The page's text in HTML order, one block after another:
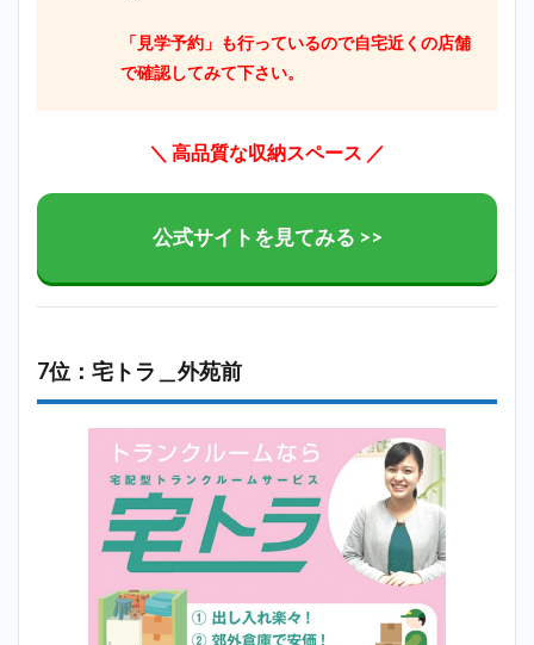
「見学予約」も行っているので自宅近くの店舗
で確認してみて下さい。
＼ 高品質な収納スペース ／
公式サイトを見てみる >>
7位：宅トラ＿外苑前